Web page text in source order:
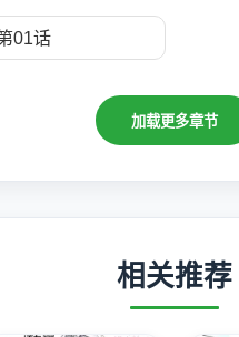
01话
加载更多章节
相关推荐